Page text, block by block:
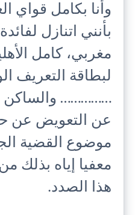
وأنا بكامل قواي
بأنني اتنازل
مغربي، كامل
لبطاقة التعريف
……………
عن التعويض عن
موضوع القضية
معفيا إياه بذلك
هذا الصدد.